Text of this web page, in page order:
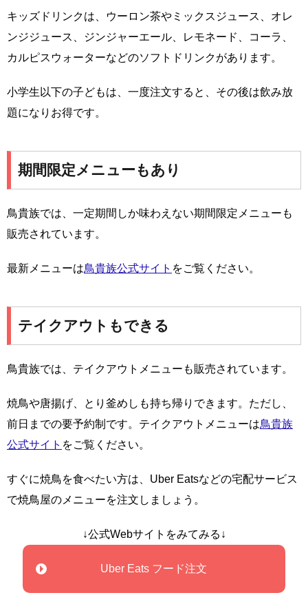
キッズドリンクは、ウーロン茶やミックスジュース、オレ
ンジジュース、ジンジャーエール、レモネード、コーラ、
カルピスウォーターなどのソフトドリンクがあります。
小学生以下の子どもは、一度注文すると、その後は飲み放
題になりお得です。
期間限定メニューもあり
鳥貴族では、一定期間しか味わえない期間限定メニューも
販売されています。
最新メニューは鳥貴族公式サイト をご覧ください。
テイクアウトもできる
鳥貴族では、テイクアウトメニューも販売されています。
焼鳥や唐揚げ、とり釜めしも持ち帰りできます。ただし、
前日までの要予約制です。テイクアウトメニューは鳥貴族
公式サイト をご覧ください。
すぐに焼鳥を食べたい方は、Uber Eatsなどの宅配サービス
で焼鳥屋のメニューを注文しましょう。
↓公式Webサイトをみてみる↓
Uber Eats フード注文